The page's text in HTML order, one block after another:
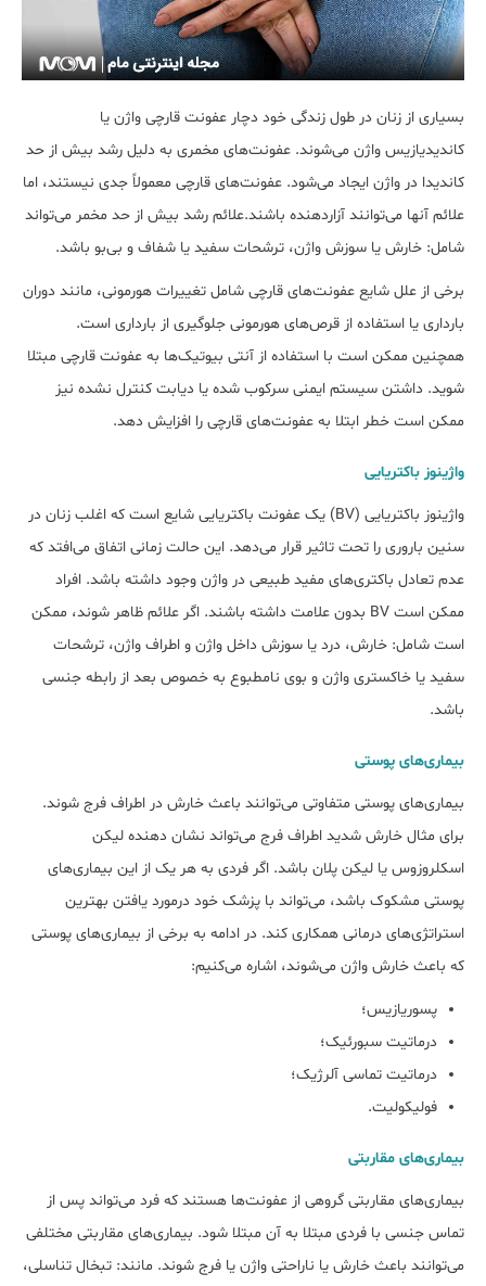
بسیاری از زنان در طول زندگی خود دچار عفونت قارچی واژن یا
کاندیدیازیس واژن می‌شوند. عفونت‌های مخمری به دلیل رشد بیش از حد
کاندیدا در واژن ایجاد می‌شود. عفونت‌های قارچی معمولاً جدی نیستند، اما
علائم آنها می‌توانند آزاردهنده باشند.علائم رشد بیش از حد مخمر می‌تواند
شامل: خارش یا سوزش واژن، ترشحات سفید یا شفاف و بی‌بو باشد.
برخی از علل شایع عفونت‌های قارچی شامل تغییرات هورمونی، مانند دوران
بارداری یا استفاده از قرص‌های هورمونی جلوگیری از بارداری است.
همچنین ممکن است با استفاده از آنتی بیوتیک‌ها به عفونت قارچی مبتلا
شوید. داشتن سیستم ایمنی سرکوب شده یا دیابت کنترل نشده نیز
ممکن است خطر ابتلا به عفونت‌های قارچی را افزایش دهد.
واژینوز باکتریایی
واژینوز باکتریایی (BV) یک عفونت باکتریایی شایع است که اغلب زنان در
سنین باروری را تحت تاثیر قرار می‌دهد. این حالت زمانی اتفاق می‌افتد که
عدم تعادل باکتری‌های مفید طبیعی در واژن وجود داشته باشد. افراد
ممکن است BV بدون علامت داشته باشند. اگر علائم ظاهر شوند، ممکن
است شامل: خارش، درد یا سوزش داخل واژن و اطراف واژن، ترشحات
سفید یا خاکستری واژن و بوی نامطبوع به خصوص بعد از رابطه جنسی
باشد.
بیماری‌های پوستی
بیماری‌های پوستی متفاوتی می‌توانند باعث خارش در اطراف فرج شوند.
برای مثال خارش شدید اطراف فرج می‌تواند نشان دهنده لیکن
اسکلروزوس یا لیکن پلان باشد. اگر فردی به هر یک از این بیماری‌های
پوستی مشکوک باشد، می‌تواند با پزشک خود درمورد یافتن بهترین
استراتژی‌های درمانی همکاری کند. در ادامه به برخی از بیماری‌های پوستی
که باعث خارش واژن می‌شوند، اشاره می‌کنیم:
پسوریازیس؛
درماتیت سبورئیک؛
درماتیت تماسی آلرژیک؛
فولیکولیت.
بیماری‌های مقاربتی
بیماری‌های مقاربتی گروهی از عفونت‌ها هستند که فرد می‌تواند پس از
تماس جنسی با فردی مبتلا به آن مبتلا شود. بیماری‌های مقاربتی مختلفی
می‌توانند باعث خارش یا ناراحتی واژن یا فرج شوند. مانند: تبخال تناسلی،